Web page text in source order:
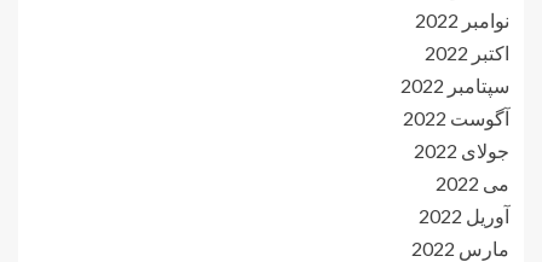
نوامبر 2022
اکتبر 2022
سپتامبر 2022
آگوست 2022
جولای 2022
می 2022
آوریل 2022
مارس 2022